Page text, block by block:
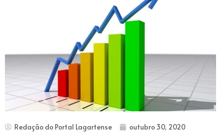
Redação do Portal Lagartense
outubro 30, 2020